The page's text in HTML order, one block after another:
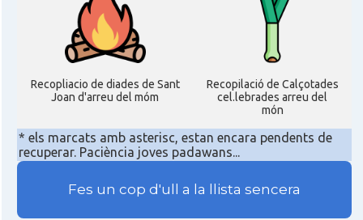
Recopliacio de diades de Sant
Joan d'arreu del móm
Recopilació de Calçotades
cel.lebrades arreu del
món
* els marcats amb asterisc, estan encara pendents de
recuperar. Paciència joves padawans...
Fes un cop d'ull a la llista sencera